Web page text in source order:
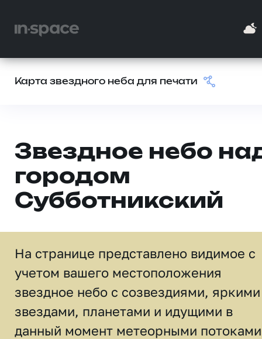
Карта звездного неба для печати
Звездное небо
городом
Субботникский
На странице представлено видимое c
учетом вашего местоположения
звездное небо c созвездиями, яркими
звездами, планетами и идущими в
данный момент метеорными